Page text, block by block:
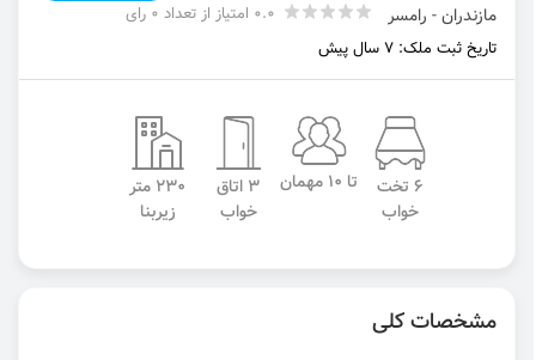
مازندران - رامسر
0.0 امتیاز از تعداد 0 رای
تاریخ ثبت ملک: 7 سال پیش
6 تخت
خواب
تا 10 مهمان
3 اتاق
خواب
230 متر
زیربنا
مشخصات کلی